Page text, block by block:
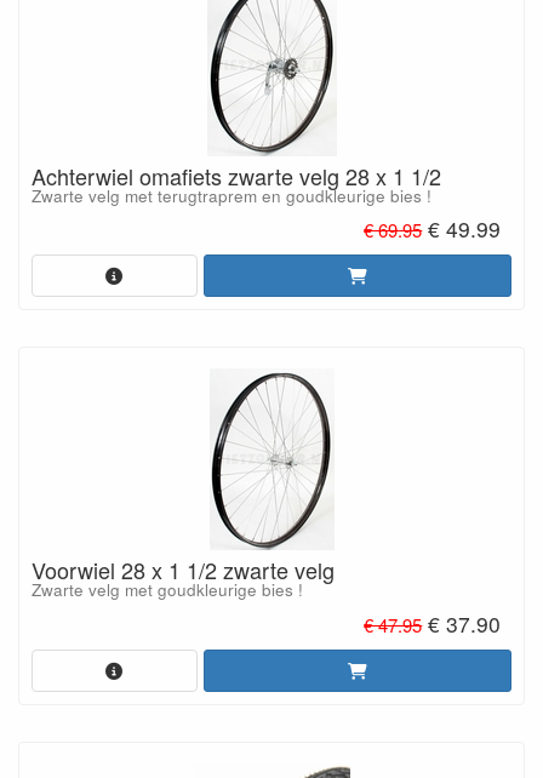
Achterwiel omafiets zwarte velg 28 x 1 1/2
Zwarte velg met terugtraprem en goudkleurige bies !
€ 69.95€ 49.99
Voorwiel 28 x 1 1/2 zwarte velg
Zwarte velg met goudkleurige bies !
€ 47.95€ 37.90